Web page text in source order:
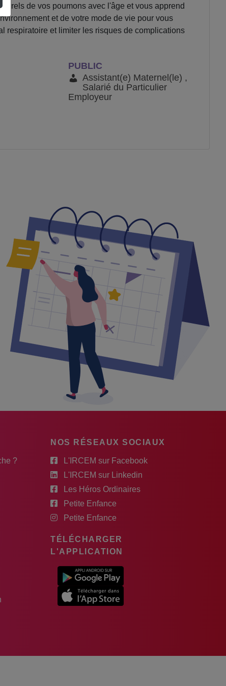
de vos poumons avec l'âge et vous apprend
et de votre mode de vie pour vous
respiratoire et limiter les risques de complications
PUBLIC
Assistant(e) Maternel(le) ,
Salarié du Particulier
Employeur
?
NOS RÉSEAUX SOCIAUX
L'IRCEM sur Facebook
L'IRCEM sur Linkedin
Les Héros Ordinaires
Petite Enfance
Petite Enfance
TÉLÉCHARGER
L'APPLICATION